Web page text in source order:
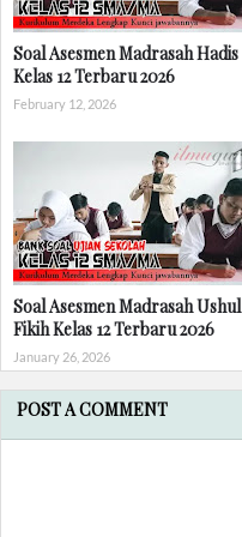
Soal Asesmen Madrasah Hadis
Kelas 12 Terbaru 2026
February 12, 2026
Soal Asesmen Madrasah Ushul
Fikih Kelas 12 Terbaru 2026
January 26, 2026
POST A COMMENT